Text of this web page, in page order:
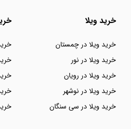
خرید ویلا
خرید ویلا در چمستان
خرید ویلا در نور
خرید ویلا در رویان
خرید ویلا در نوشهر
خرید ویلا در سی سنگان